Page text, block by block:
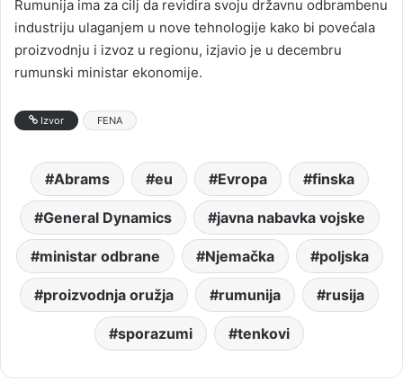
Rumunija ima za cilj da revidira svoju državnu odbrambenu
industriju ulaganjem u nove tehnologije kako bi povećala
proizvodnju i izvoz u regionu, izjavio je u decembru
rumunski ministar ekonomije.
Izvor FENA
Abrams eu Evropa finska
General Dynamics javna nabavka vojske
ministar odbrane Njemačka poljska
proizvodnja oružja rumunija rusija
sporazumi tenkovi